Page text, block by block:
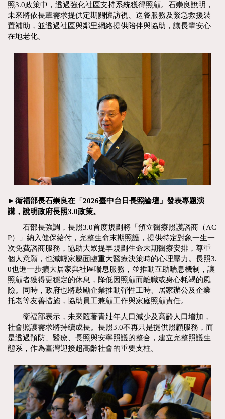
照3.0政策中，透過強化社區支持系統獲得照顧。石崇良說明，
未來將依長輩需求提供定期關懷訪視、送餐服務及緊急救援裝
置補助，並透過社區與鄰里網絡提供陪伴與協助，讓長輩安心
在地老化。
►衛福部長石崇良在「2026臺中台日長照論壇」發表專題演
講，說明政府長照3.0政策。
石部長強調，長照3.0首度規劃將「預立醫療照護諮商（AC
P）」納入健保給付，完整生命末期照護，提供特定對象一生一
次免費諮商服務，協助大眾提早規劃生命末期醫療安排，尊重
個人意願，也減輕家屬面臨重大醫療決策時的心理壓力。長照3.
0也進一步擴大居家與社區喘息服務，並推動互助喘息機制，讓
照顧者獲得更穩定的休息，降低因照顧而離職或身心耗竭的風
險。同時，政府也將鼓勵企業推動彈性工時、居家辦公及企業
托老等友善措施，協助員工兼顧工作與家庭照顧責任。
衛福部表示，未來隨著青壯年人口減少及高齡人口增加，
社會照護需求將持續成長。長照3.0不再只是提供照顧服務，而
是透過預防、醫療、長照與安寧照護的整合，建立完整照護生
態系，作為臺灣迎接超高齡社會的重要支柱。